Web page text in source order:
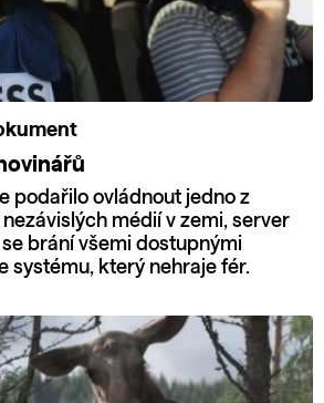
podařilo ovládnout jedno z
médií v zemi, server
se brání všemi dostupnými
systému, který nehraje fér.